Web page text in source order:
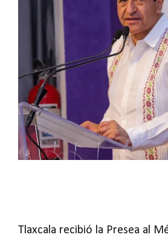
Tlaxcala recibió la Presea al